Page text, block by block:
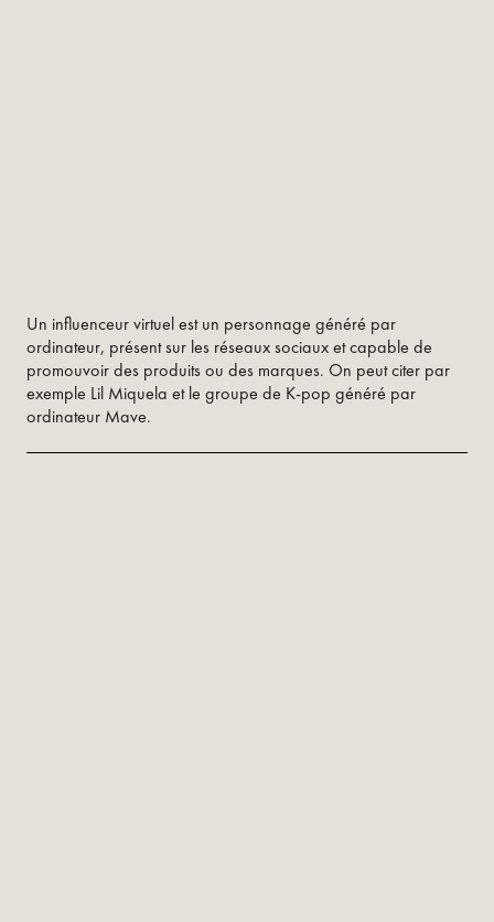
Un influenceur virtuel est un personnage généré par
ordinateur, présent sur les réseaux sociaux et capable de
promouvoir des produits ou des marques. On peut citer par
exemple Lil Miquela et le groupe de K-pop généré par
ordinateur Mave.